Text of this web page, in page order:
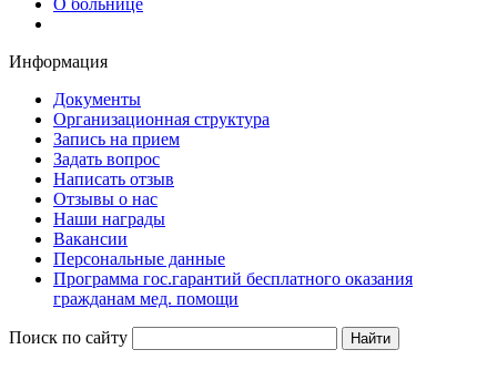
О больнице
Информация
Документы
Организационная структура
Запись на прием
Задать вопрос
Написать отзыв
Отзывы о нас
Наши награды
Вакансии
Персональные данные
Программа гос.гарантий бесплатного оказания
гражданам мед. помощи
Поиск по сайту